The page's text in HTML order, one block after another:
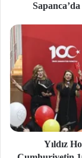
Yıldız